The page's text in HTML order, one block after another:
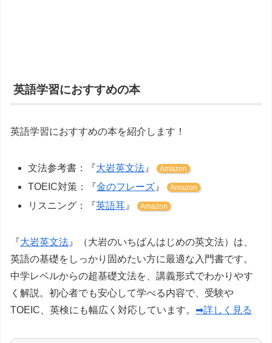
英語学習におすすめの本
英語学習におすすめの本を紹介します！
文法参考書：『大岩英文法 』 Amazon
TOEIC対策：『金のフレーズ 』 Amazon
リスニング：『英語耳』 Amazon
『大岩英文法』（大岩のいちばんはじめの英文法）は、
英語の基礎をしっかり固めたい方に最適な入門書です。
中学レベルからの超基礎文法を、講義形式でわかりやす
く解説。初心者でも安心して学べる内容で、受験や
TOEIC、英検にも幅広く対応しています。 ➡詳しく見る